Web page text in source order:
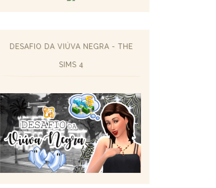
DESAFIO DA VIÚVA NEGRA - THE
SIMS 4